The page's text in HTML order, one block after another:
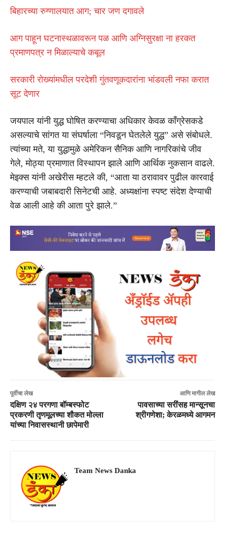
बिहारच्या रुग्णालयात आग; चार जण दगावले
आग पाहून घटनास्थळावरून पळ आणि अग्निसुरक्षा ना हरकत
प्रमाणपत्र न मिळाल्याचे कबूल
सरकारी रोख्यांमधील परदेशी गुंतवणूकदारांना भांडवली नफा करात
सूट देणार
जयपाल यांनी युद्ध घोषित करण्याचा अधिकार केवळ काँग्रेसकडे
असल्याचे सांगत या संघर्षाला “निवडून घेतलेले युद्ध” असे संबोधले.
त्यांच्या मते, या युद्धामुळे अमेरिकन सैनिक आणि नागरिकांचे जीव
गेले, मोठ्या प्रमाणात विस्थापन झाले आणि आर्थिक नुकसान वाढले.
मेइक्स यांनी अखेरीस म्हटले की, “आता या ठरावावर पुढील कारवाई
करण्याची जबाबदारी सिनेटची आहे. अध्यक्षांना स्पष्ट संदेश देण्याची
वेळ आली आहे की आता पुरे झाले.”
पूर्वीचा लेख
दक्षिण २४ परगणा बॉम्बस्फोट
प्रकरणी तृणमूलच्या शौकत मोल्ला
यांच्या निवासस्थानी छापेमारी
आणि मागील लेख
पावसाच्या सरींसह मान्सूनचा
श्रीगणेशा; केरळमध्ये आगमन
Team News Danka